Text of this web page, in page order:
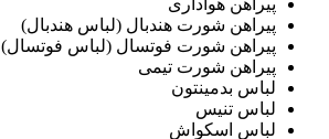
پیراهن شورت هندبال (لباس هندبال)
پیراهن شورت فوتسال (لباس فوتسال)
پیراهن شورت تیمی
لباس بدمینتون
لباس تنیس
لباس اسکواش